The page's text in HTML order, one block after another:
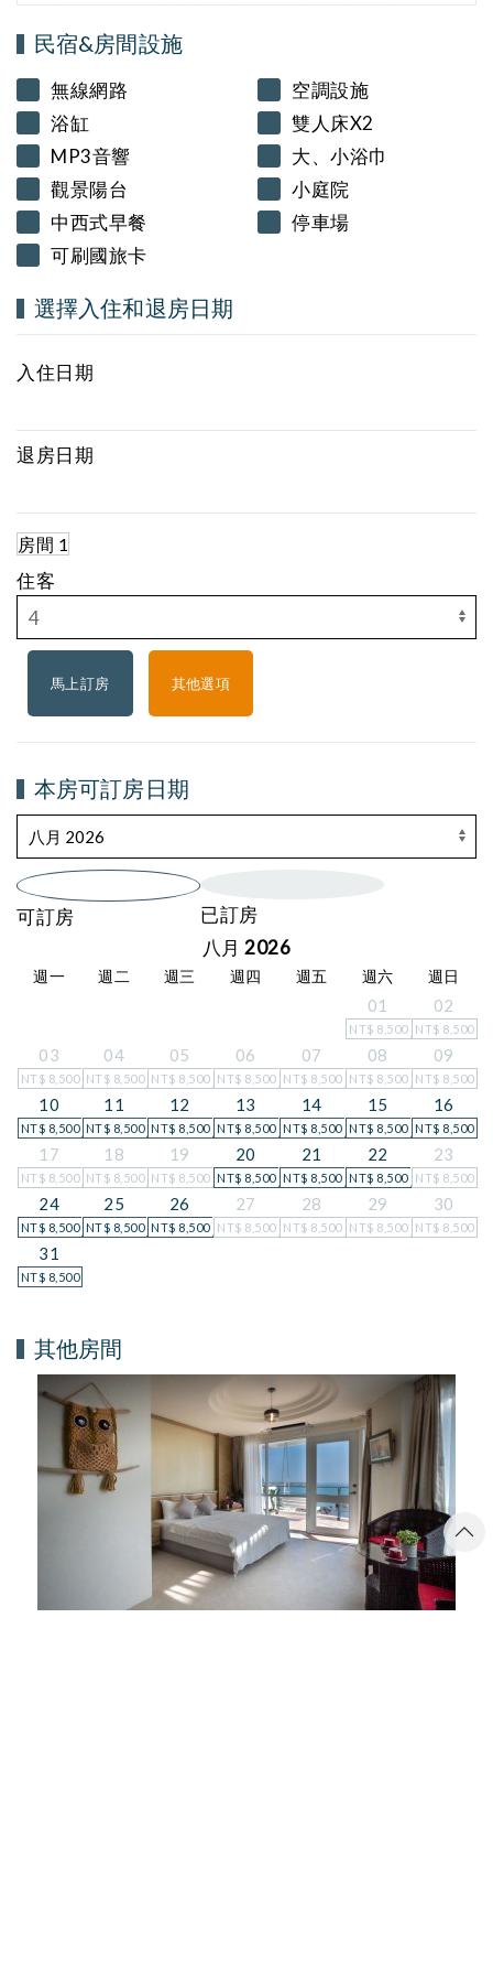
民宿&房間設施
無線網路
空調設施
浴缸
雙人床X2
MP3音響
大、小浴巾
觀景陽台
小庭院
中西式早餐
停車場
可刷國旅卡
選擇入住和退房日期
入住日期
退房日期
房間 1
住客
其他選項
本房可訂房日期
可訂房
已訂房
八月 2026
週一 週二 週三 週四 週五 週六 週日
01
NT$ 8,500
02
NT$ 8,500
03
NT$ 8,500
04
NT$ 8,500
05
NT$ 8,500
06
NT$ 8,500
07
NT$ 8,500
08
NT$ 8,500
09
NT$ 8,500
10
NT$ 8,500
11
NT$ 8,500
12
NT$ 8,500
13
NT$ 8,500
14
NT$ 8,500
15
NT$ 8,500
16
NT$ 8,500
17
NT$ 8,500
18
NT$ 8,500
19
NT$ 8,500
20
NT$ 8,500
21
NT$ 8,500
22
NT$ 8,500
23
NT$ 8,500
24
NT$ 8,500
25
NT$ 8,500
26
NT$ 8,500
27
NT$ 8,500
28
NT$ 8,500
29
NT$ 8,500
30
NT$ 8,500
31
NT$ 8,500
其他房間